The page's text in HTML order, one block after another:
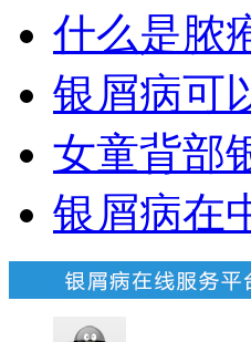
什么是脓
银屑病可
女童背部
银屑病在